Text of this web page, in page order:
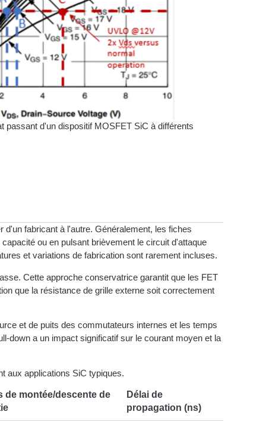
passant d'un dispositif MOSFET SiC à différents
fabricant à l'autre. Généralement, les fiches
ou en pulsant brièvement le circuit d'attaque
et variations de fabrication sont rarement incluses.
Cette approche conservatrice garantit que les FET
que la résistance de grille externe soit correctement
et de puits des commutateurs internes et les temps
down a un impact significatif sur le courant moyen et la
aux applications SiC typiques.
de montée/descente de
Délai de
propagation (ns)